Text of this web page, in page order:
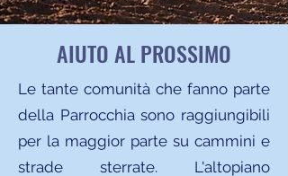
AIUTO AL PROSSIMO
Le tante comunità che fanno parte
della Parrocchia sono raggiungibili
per la maggior parte su cammini e
strade sterrate. L'altopiano